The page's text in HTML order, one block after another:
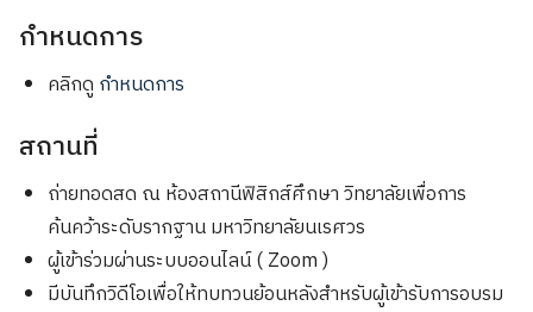
กำหนดการ
คลิกดู กำหนดการ
สถานที่
ถ่ายทอดสด ณ ห้องสถานีฟิสิกส์ศึกษา วิทยาลัยเพื่อการ
ค้นคว้าระดับรากฐาน มหาวิทยาลัยนเรศวร
ผู้เข้าร่วมผ่านระบบออนไลน์ ( Zoom )
มีบันทึกวิดีโอเพื่อให้ทบทวนย้อนหลังสำหรับผู้เข้ารับการอบรม